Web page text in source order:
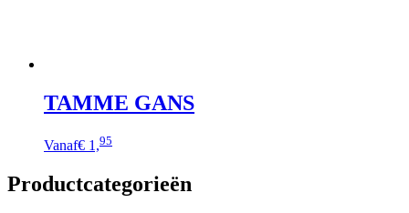
TAMME GANS
Vanaf€ 1,95
meerdere
Productcategorieën